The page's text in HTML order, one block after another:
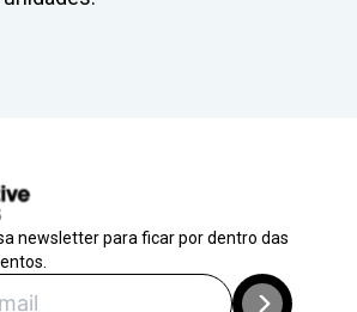
newsletter para ficar por dentro das